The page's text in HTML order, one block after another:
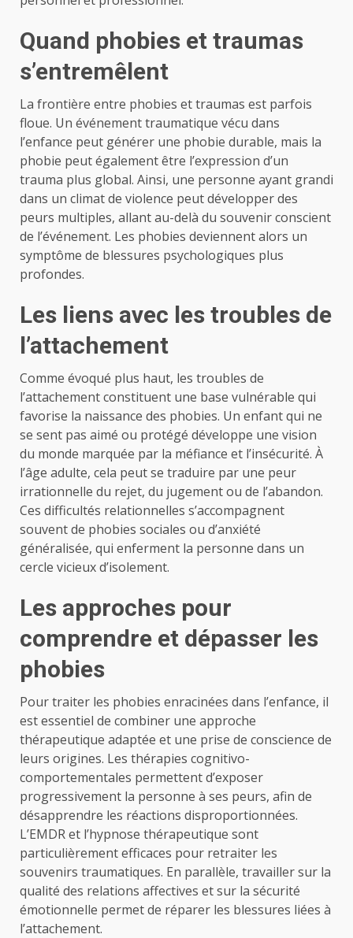
Quand phobies et traumas
s’entremêlent
La frontière entre phobies et traumas est parfois
floue. Un événement traumatique vécu dans
l’enfance peut générer une phobie durable, mais la
phobie peut également être l’expression d’un
trauma plus global. Ainsi, une personne ayant grandi
dans un climat de violence peut développer des
peurs multiples, allant au-delà du souvenir conscient
de l’événement. Les phobies deviennent alors un
symptôme de blessures psychologiques plus
profondes.
Les liens avec les troubles de
l’attachement
Comme évoqué plus haut, les troubles de
l’attachement constituent une base vulnérable qui
favorise la naissance des phobies. Un enfant qui ne
se sent pas aimé ou protégé développe une vision
du monde marquée par la méfiance et l’insécurité. À
l’âge adulte, cela peut se traduire par une peur
irrationnelle du rejet, du jugement ou de l’abandon.
Ces difficultés relationnelles s’accompagnent
souvent de phobies sociales ou d’anxiété
généralisée, qui enferment la personne dans un
cercle vicieux d’isolement.
Les approches pour
comprendre et dépasser les
phobies
Pour traiter les phobies enracinées dans l’enfance, il
est essentiel de combiner une approche
thérapeutique adaptée et une prise de conscience de
leurs origines. Les thérapies cognitivo-
comportementales permettent d’exposer
progressivement la personne à ses peurs, afin de
désapprendre les réactions disproportionnées.
L’EMDR et l’hypnose thérapeutique sont
particulièrement efficaces pour retraiter les
souvenirs traumatiques. En parallèle, travailler sur la
qualité des relations affectives et sur la sécurité
émotionnelle permet de réparer les blessures liées à
l’attachement.